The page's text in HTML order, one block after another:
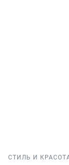
СТИЛЬ И